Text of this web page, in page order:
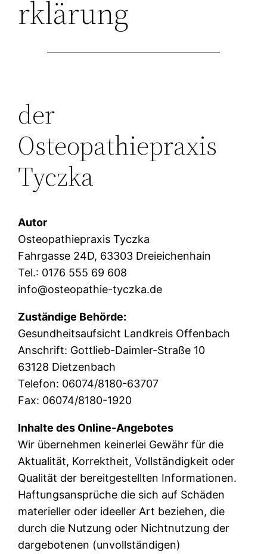
rklärung
der
Osteopathiepraxis
Tyczka
Autor
Osteopathiepraxis Tyczka
Fahrgasse 24D, 63303 Dreieichenhain
Tel.: 0176 555 69 608
info@osteopathie-tyczka.de
Zuständige Behörde:
Gesundheitsaufsicht Landkreis Offenbach
Anschrift: Gottlieb-Daimler-Straße 10
63128 Dietzenbach
Telefon: 06074/8180-63707
Fax: 06074/8180-1920
Inhalte des Online-Angebotes
Wir übernehmen keinerlei Gewähr für die
Aktualität, Korrektheit, Vollständigkeit oder
Qualität der bereitgestellten Informationen.
Haftungsansprüche die sich auf Schäden
materieller oder ideeller Art beziehen, die
durch die Nutzung oder Nichtnutzung der
dargebotenen (unvollständigen)